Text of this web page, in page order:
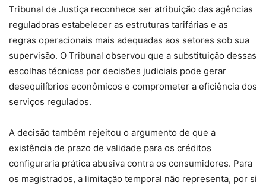
Tribunal de Justiça reconhece ser atribuição das agências
reguladoras estabelecer as estruturas tarifárias e as
regras operacionais mais adequadas aos setores sob sua
supervisão. O Tribunal observou que a substituição dessas
escolhas técnicas por decisões judiciais pode gerar
desequilíbrios econômicos e comprometer a eficiência dos
serviços regulados.
A decisão também rejeitou o argumento de que a
existência de prazo de validade para os créditos
configuraria prática abusiva contra os consumidores. Para
os magistrados, a limitação temporal não representa, por si